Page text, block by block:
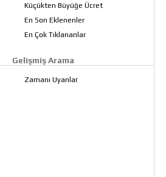
Küçükten Büyüğe Ücret
En Son Eklenenler
En Çok Tıklananlar
Gelişmiş Arama
Zamanı Uyanlar